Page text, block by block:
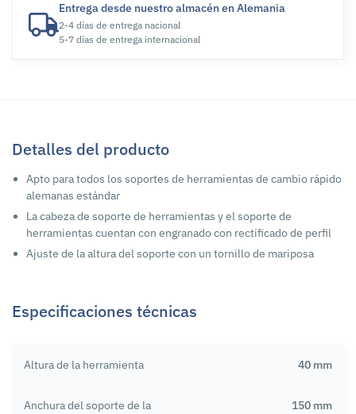
Entrega desde nuestro almacén en Alemania
2-4 días de entrega nacional
5-7 días de entrega internacional
Detalles del producto
Apto para todos los soportes de herramientas de cambio rápido
alemanas estándar
La cabeza de soporte de herramientas y el soporte de
herramientas cuentan con engranado con rectificado de perfil
Ajuste de la altura del soporte con un tornillo de mariposa
Especificaciones técnicas
Altura de la herramienta 40 mm
Anchura del soporte de la
150 mm